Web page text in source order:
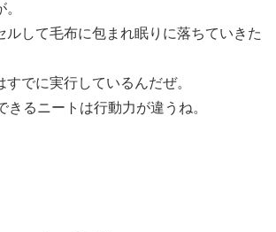
ルして毛布に包まれ眠りに落ちていきた
すでに実行しているんだぜ。
きるニートは行動力が違うね。